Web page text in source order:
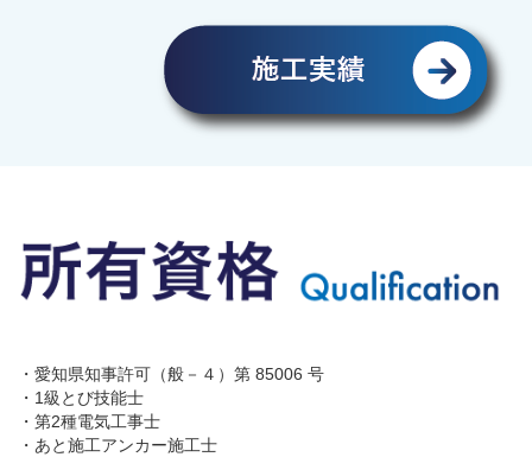
・愛知県知事許可（般－４）第 85006 号
・1級とび技能士
・第2種電気工事士
・あと施工アンカー施工士